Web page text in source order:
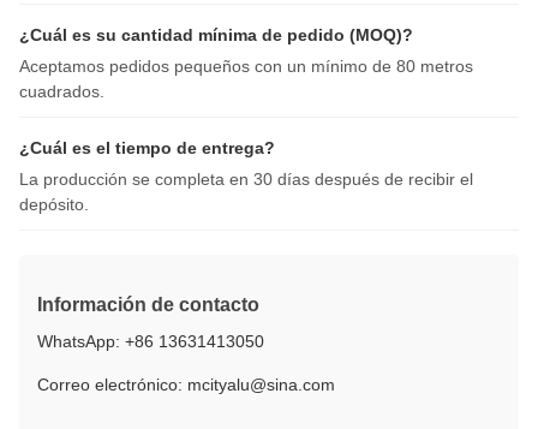
¿Cuál es su cantidad mínima de pedido (MOQ)?
Aceptamos pedidos pequeños con un mínimo de 80 metros
cuadrados.
¿Cuál es el tiempo de entrega?
La producción se completa en 30 días después de recibir el
depósito.
Información de contacto
WhatsApp: +86 13631413050
Correo electrónico: mcityalu@sina.com